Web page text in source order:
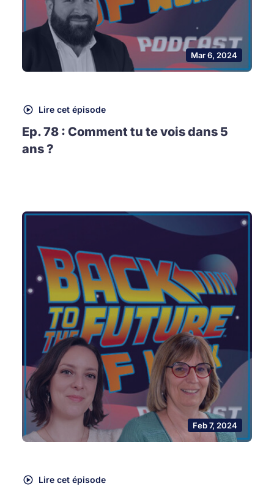
Mar 6, 2024
Lire cet épisode
Ep. 78 : Comment tu te vois dans 5
ans ?
Feb 7, 2024
Lire cet épisode